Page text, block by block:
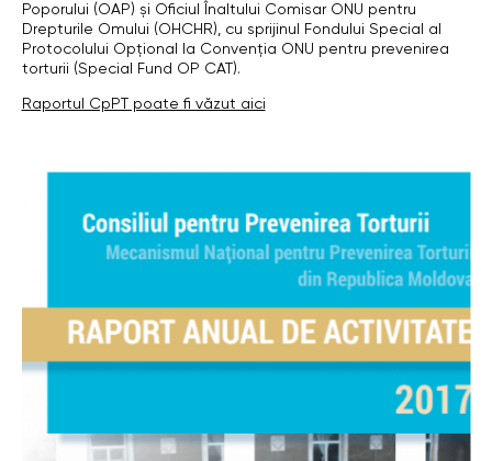
Poporului (OAP) și Oficiul Înaltului Comisar ONU pentru
Drepturile Omului (OHCHR), cu sprijinul Fondului Special al
Protocolului Opțional la Convenția ONU pentru prevenirea
torturii (Special Fund OP CAT).
Raportul CpPT poate fi văzut aici